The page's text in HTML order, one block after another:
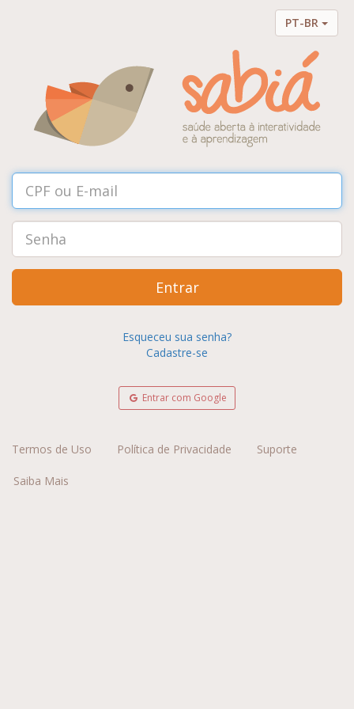
PT-BR
Entrar
Esqueceu sua senha?
Cadastre-se
Entrar com Google
Termos de Uso Política de Privacidade Suporte
Saiba Mais